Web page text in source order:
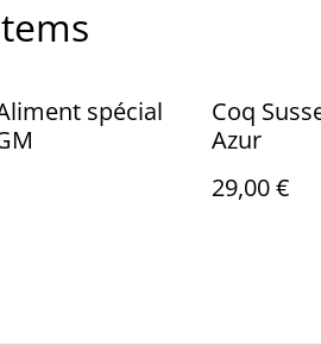
spécial
Coq
Azur
29,00 €